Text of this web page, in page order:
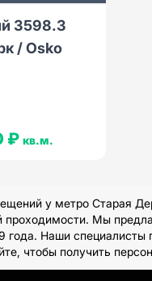
3598.3
/ Osko
₽ кв.м.
у метро Старая
проходимости. Мы
года. Наши
чтобы получить